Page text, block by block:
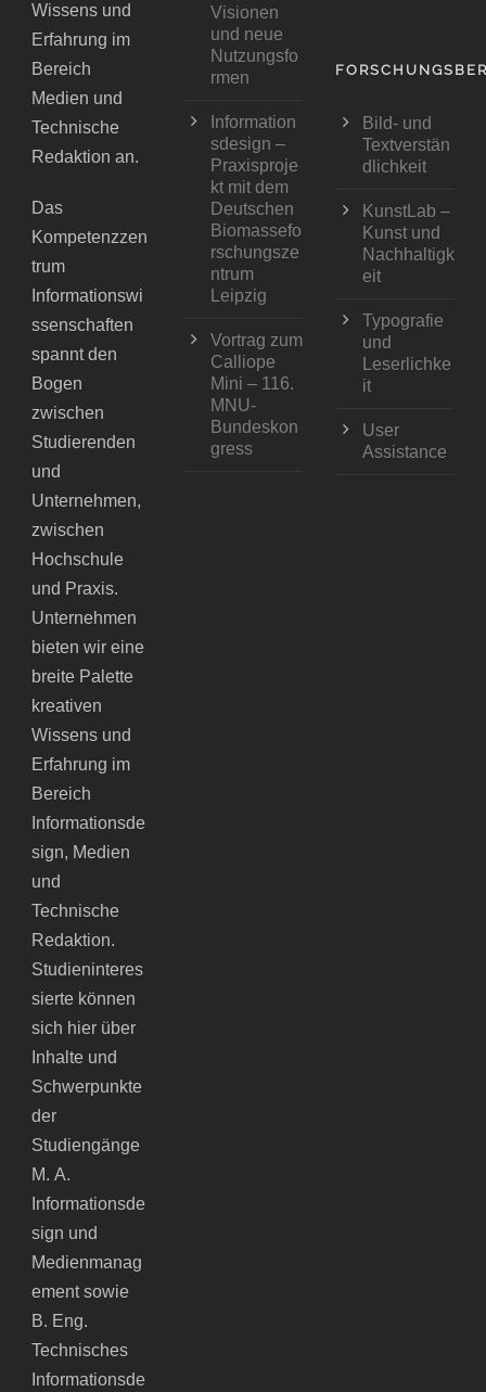
Wissens und
Erfahrung im
Bereich
Medien und
Technische
Redaktion an.
Das
Kompetenzzen
trum
Informationswi
ssenschaften
spannt den
Bogen
zwischen
Studierenden
und
Unternehmen,
zwischen
Hochschule
und Praxis.
Unternehmen
bieten wir eine
breite Palette
kreativen
Wissens und
Erfahrung im
Bereich
Informationsde
sign, Medien
und
Technische
Redaktion.
Studieninteres
sierte können
sich hier über
Inhalte und
Schwerpunkte
der
Studiengänge
M. A.
Informationsde
sign und
Medienmanag
ement sowie
B. Eng.
Technisches
Informationsde
Visionen
und neue
Nutzungsfo
rmen
Information
sdesign –
Praxisproje
kt mit dem
Deutschen
Biomassefo
rschungsze
ntrum
Leipzig
Vortrag zum
Calliope
Mini – 116.
MNU-
Bundeskon
gress
Bild- und
Textverstän
dlichkeit
KunstLab –
Kunst und
Nachhaltigk
eit
Typografie
und
Leserlichke
it
User
Assistance